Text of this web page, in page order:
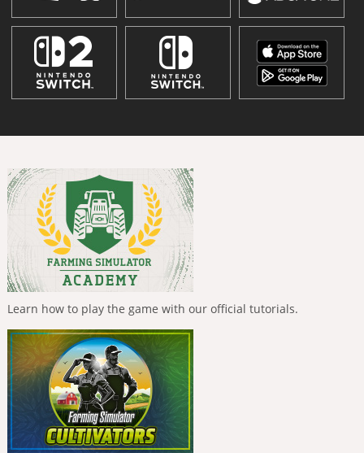
Learn how to play the game with our official tutorials.